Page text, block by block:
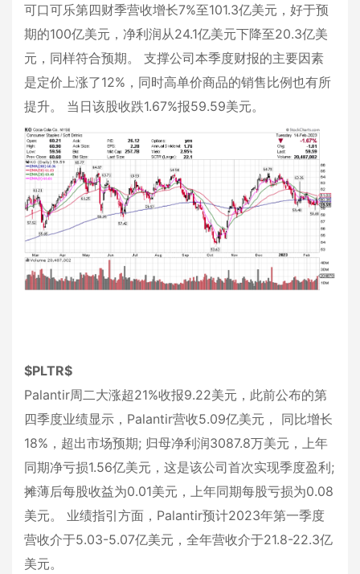
可口可乐第四财季营收增长7%至101.3亿美元，好于预
期的100亿美元，净利润从24.1亿美元下降至20.3亿美
元，同样符合预期。 支撑公司本季度财报的主要因素
是定价上涨了12%，同时高单价商品的销售比例也有所
提升。 当日该股收跌1.67%报59.59美元。
$PLTR$
Palantir周二大涨超21%收报9.22美元，此前公布的第
四季度业绩显示，Palantir营收5.09亿美元， 同比增长
18%，超出市场预期; 归母净利润3087.8万美元，上年
同期净亏损1.56亿美元，这是该公司首次实现季度盈利;
摊薄后每股收益为0.01美元，上年同期每股亏损为0.08
美元。 业绩指引方面，Palantir预计2023年第一季度
营收介于5.03-5.07亿美元，全年营收介于21.8-22.3亿
美元。